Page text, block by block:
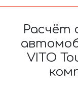
Расчёт
VITO